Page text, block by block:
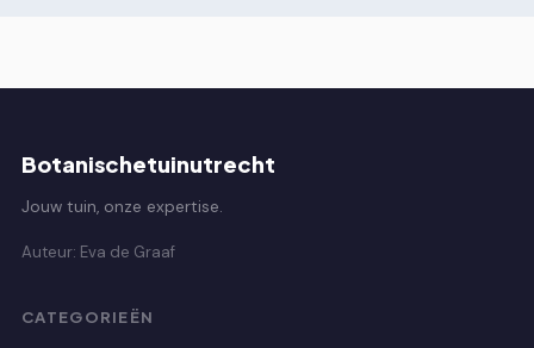
Botanischetuinutrecht
Jouw tuin, onze expertise.
Auteur: Eva de Graaf
CATEGORIEËN